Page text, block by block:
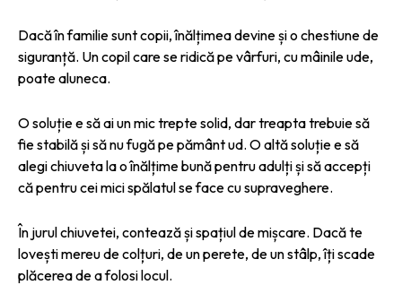
Dacă în familie sunt copii, înălțimea devine și o chestiune de
siguranță. Un copil care se ridică pe vârfuri, cu mâinile ude,
poate aluneca.
O soluție e să ai un mic trepte solid, dar treapta trebuie să
fie stabilă și să nu fugă pe pământ ud. O altă soluție e să
alegi chiuveta la o înălțime bună pentru adulți și să accepți
că pentru cei mici spălatul se face cu supraveghere.
În jurul chiuvetei, contează și spațiul de mișcare. Dacă te
lovești mereu de colțuri, de un perete, de un stâlp, îți scade
plăcerea de a folosi locul.